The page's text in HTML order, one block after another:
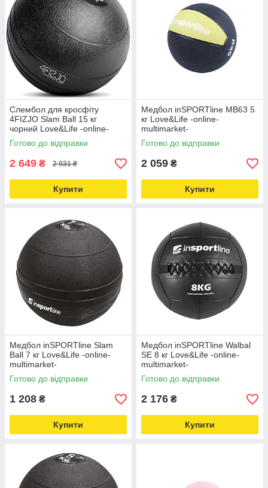
Слембол для кросфіту
4FIZJO Slam Ball 15 кг
чорний Love&Life -online-
multimarket-
Готово до відправки
2 649 ₴ 2 931 ₴
Купити
Медбол inSPORTline MB63 5
кг Love&Life -online-
multimarket-
Готово до відправки
2 059 ₴
Купити
Медбол inSPORTline Slam
Ball 7 кг Love&Life -online-
multimarket-
Готово до відправки
1 208 ₴
Купити
Медбол inSPORTline Walbal
SE 8 кг Love&Life -online-
multimarket-
Готово до відправки
2 176 ₴
Купити